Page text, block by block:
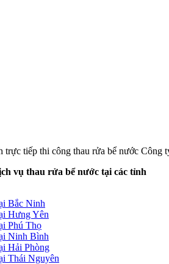
trực tiếp thi công thau rửa bể nước Công
vụ thau rửa bể nước tại các tỉnh
Bắc Ninh
Hưng Yên
Phú Thọ
Ninh Bình
Hải Phòng
Thái Nguyên